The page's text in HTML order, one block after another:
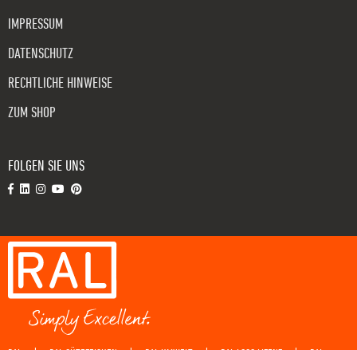
IMPRESSUM
DATENSCHUTZ
RECHTLICHE HINWEISE
ZUM SHOP
FOLGEN SIE UNS